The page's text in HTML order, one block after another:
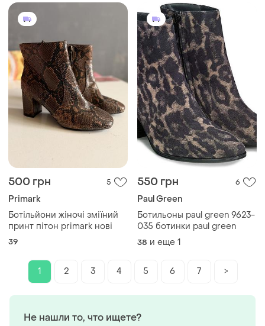
500 грн 5
Primark
Ботільйони жіночі зміїний
принт пітон primark нові
39
550 грн 6
Paul Green
Ботильоны paul green 9623-
035 ботинки paul green
38 и еще 1
1 2 3 4 5 6 7 >
Не нашли то, что ищете?